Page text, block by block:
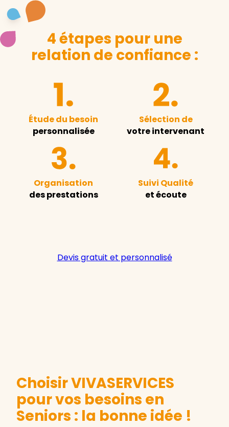
4 étapes pour une
relation de confiance :
Étude du besoin
personnalisée
Sélection de
votre intervenant
Organisation
des prestations
Suivi Qualité
et écoute
Devis gratuit et personnalisé
Choisir VIVASERVICES
pour vos besoins en
Seniors : la bonne idée !